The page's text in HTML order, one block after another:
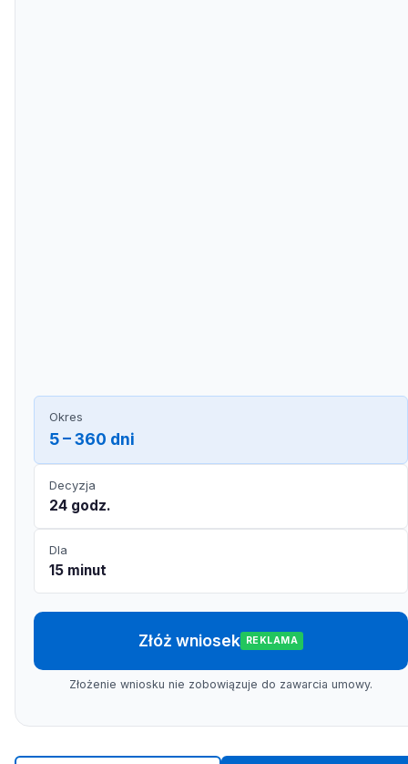
Okres
5 – 360 dni
Decyzja
24 godz.
Dla
15 minut
Złóż wniosek REKLAMA
Złożenie wniosku nie zobowiązuje do zawarcia umowy.